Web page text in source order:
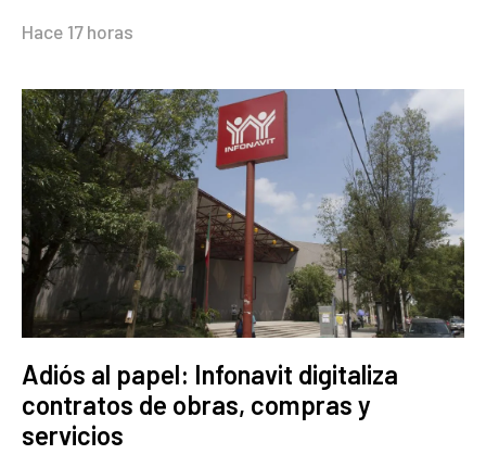
Hace 17 horas
Adiós al papel: Infonavit digitaliza
contratos de obras, compras y
servicios